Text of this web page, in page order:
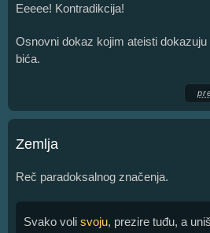
Eeeee! Kontradikcija!
Osnovni dokaz kojim ateisti
bića.
Zemlja
Reč paradoksalnog značenja.
Svako voli svoju, prezire tuđu, a